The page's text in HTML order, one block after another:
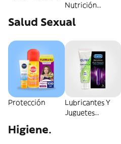
Nutrición
Salud Sexual
Protección
Lubricantes Y
Juguetes
Higiene.